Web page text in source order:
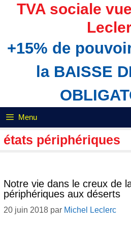
TVA sociale
+15% de
la BAISSE
Menu
états périphériques
Notre vie dans le creux de
périphériques aux déserts
20 juin 2018 par Michel Leclerc